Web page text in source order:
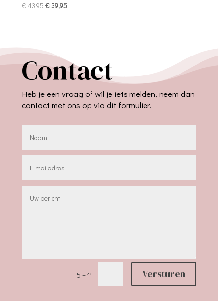
€43,95Oorspronkelijke
€39,95Huidige
Contact
Heb je een vraag of wil je iets melden, neem dan
contact met ons op via dit formulier.
5 + 11 = Versturen